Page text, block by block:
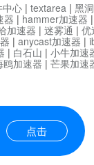
点击
中心 | textarea | 黑
器 | hammer加速器
加速器 | 迷雾通 | 优
| anycast加速器 |
| 白石山 | 小牛加速
鸥加速器 | 芒果加速